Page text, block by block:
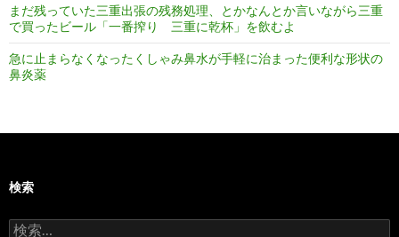
まだ残っていた三重出張の残務処理、とかなんとか言いながら三重
で買ったビール「一番搾り 三重に乾杯」を飲むよ
急に止まらなくなったくしゃみ鼻水が手軽に治まった便利な形状の
鼻炎薬
検索
検